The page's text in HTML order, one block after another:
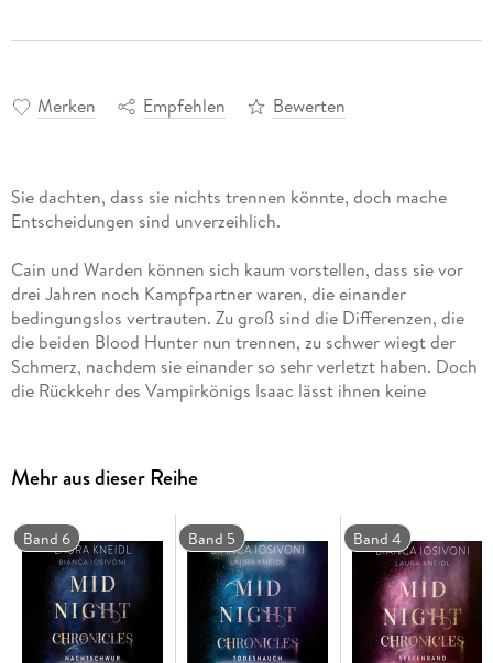
Merken Empfehlen Bewerten
Sie dachten, dass sie nichts trennen könnte, doch mache
Entscheidungen sind unverzeihlich.
Cain und Warden können sich kaum vorstellen, dass sie vor
drei Jahren noch Kampfpartner waren, die einander
bedingungslos vertrauten. Zu groß sind die Differenzen, die
die beiden Blood Hunter nun trennen, zu schwer wiegt der
Schmerz, nachdem sie einander so sehr verletzt haben. Doch
die Rückkehr des Vampirkönigs Isaac lässt ihnen keine
fragen, ob es für sie beide nicht vielleicht doch eine zweite
Chance geben kann . . .
Teil 2 der New-Adult-Fantasy-Reihe von Laura Kneidl und
Bianca Iosivoni
Mehr aus dieser Reihe
Band 6 Band 5 Band 4